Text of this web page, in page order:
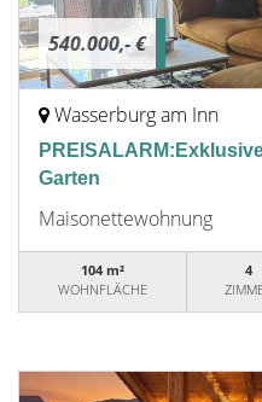
540.000,- €
Wasserburg am Inn
Garten
Maisonettewohnung
104 m²
WOHNFLÄCHE
4